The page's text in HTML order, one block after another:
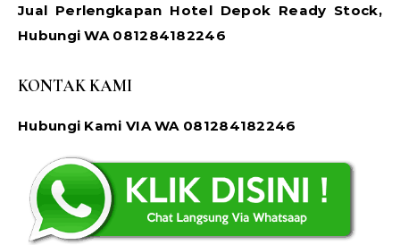
Jual Perlengkapan Hotel Depok Ready Stock,
Hubungi WA 081284182246
KONTAK KAMI
Hubungi Kami VIA WA 081284182246